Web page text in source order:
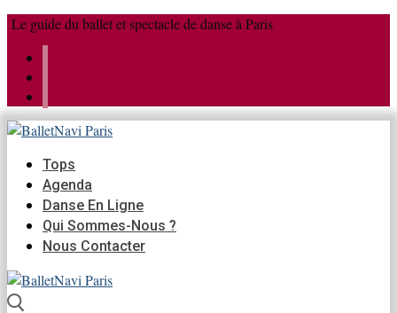
Aller
contenu
Menu
Fermer
Le guide du ballet et spectacle de danse à Paris
Tops
Agenda
Danse En Ligne
Qui Sommes-Nous ?
Nous Contacter